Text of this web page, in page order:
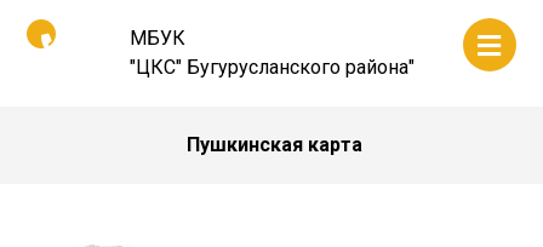
МБУК
"ЦКС" Бугурусланского района"
Пушкинская карта